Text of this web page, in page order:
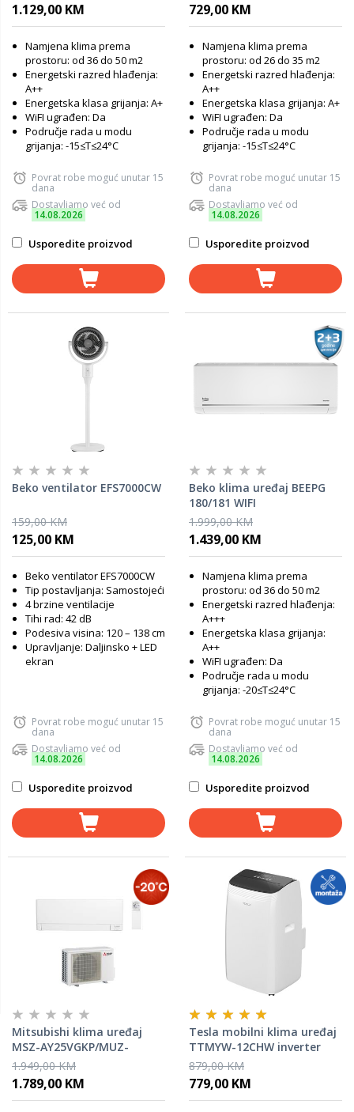
1.129,00 KM
Namjena klima prema
prostoru: od 36 do 50 m2
Energetski razred hlađenja:
A++
Energetska klasa grijanja: A+
WiFI ugrađen: Da
Područje rada u modu
grijanja: -15≤T≤24°C
Povrat robe moguć unutar 15
dana
Dostavljamo već od
14.08.2026
Usporedite proizvod
729,00 KM
Namjena klima prema
prostoru: od 26 do 35 m2
Energetski razred hlađenja:
A++
Energetska klasa grijanja: A+
WiFI ugrađen: Da
Područje rada u modu
grijanja: -15≤T≤24°C
Povrat robe moguć unutar 15
dana
Dostavljamo već od
14.08.2026
Usporedite proizvod
Beko ventilator EFS7000CW
159,00 KM
125,00 KM
Beko ventilator EFS7000CW
Tip postavljanja: Samostojeći
4 brzine ventilacije
Tihi rad: 42 dB
Podesiva visina: 120 – 138 cm
Upravljanje: Daljinsko + LED
ekran
Povrat robe moguć unutar 15
dana
Dostavljamo već od
14.08.2026
Usporedite proizvod
Beko klima uređaj BEEPG
180/181 WIFI
1.999,00 KM
1.439,00 KM
Namjena klima prema
prostoru: od 36 do 50 m2
Energetski razred hlađenja:
A+++
Energetska klasa grijanja:
A++
WiFI ugrađen: Da
Područje rada u modu
grijanja: -20≤T≤24°C
Povrat robe moguć unutar 15
dana
Dostavljamo već od
14.08.2026
Usporedite proizvod
Mitsubishi klima uređaj
MSZ-AY25VGKP/MUZ-
AY25VG
1.949,00 KM
1.789,00 KM
Tesla mobilni klima uređaj
TTMYW-12CHW inverter
879,00 KM
779,00 KM